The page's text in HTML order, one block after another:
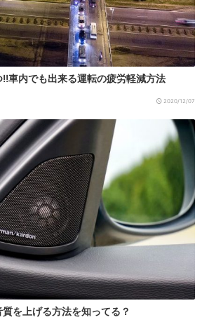
車内でも出来る運転の疲労軽減方法
2020/12/07
を上げる方法を知ってる？